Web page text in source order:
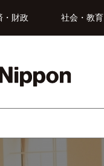
・財政 社会・教育